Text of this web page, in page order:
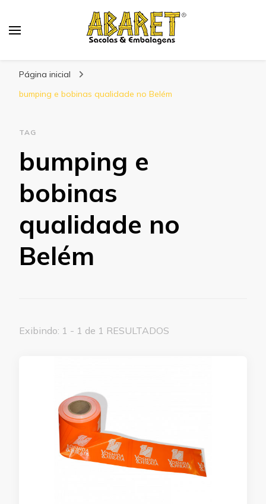
Página inicial
bumping e bobinas qualidade no Belém
TAG
bumping e
bobinas
qualidade no
Belém
Exibindo: 1 - 1 de 1 RESULTADOS